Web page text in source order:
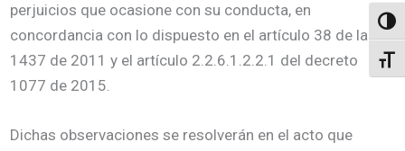
perjuicios que ocasione con su conducta, en
concordancia con lo dispuesto en el artículo 38 de la ley
1437 de 2011 y el artículo 2.2.6.1.2.2.1 del decreto
1077 de 2015.
Dichas observaciones se resolverán en el acto que